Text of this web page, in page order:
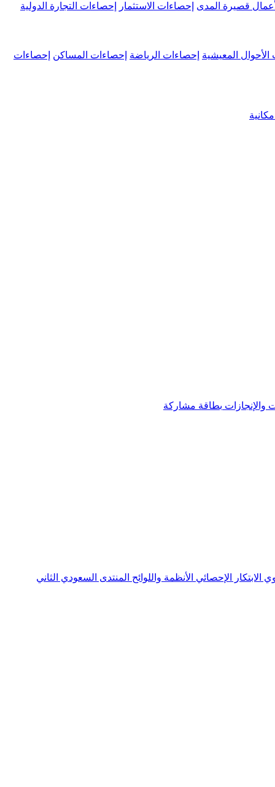
قصيرة المدى إحصاءات الاستثمار إحصاءات التجارة الدولية
الأحوال المعيشية إحصاءات الرياضة إحصاءات المساكن إحصاءات
والإنجازات بطاقة مشاركة
الابتكار الإحصائي الأنظمة واللوائح المنتدى السعودي الثاني